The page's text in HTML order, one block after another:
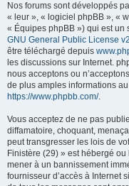
Nos forums sont développés
« leur », « logiciel phpBB », «
« Équipes phpBB ») qui est un
GNU General Public License v2
être téléchargé depuis
les discussions sur Internet.
nous acceptons ou
de plus amples informations
https://www.phpbb.com/.
Vous acceptez de ne pas
diffamatoire, choquant,
peut transgresser les lois de
Finistère (29) » est hébergé
mener à un bannissement
fournisseur d’accès à Internet